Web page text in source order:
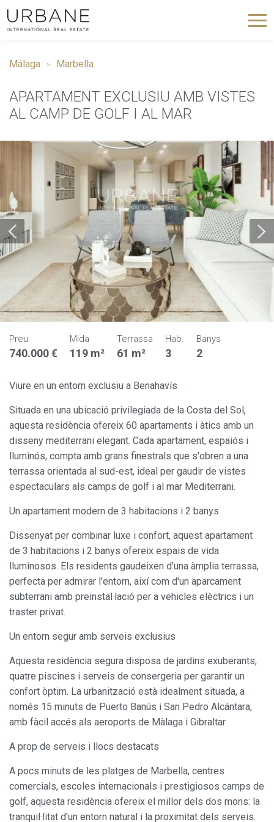
Málaga Marbella
APARTAMENT EXCLUSIU AMB VISTES
AL CAMP DE GOLF I AL MAR
Preu
740.000 €
Mida
119 m²
Terrassa
61 m²
Hab.
3
Banys
2
Viure en un entorn exclusiu a Benahavís
Situada en una ubicació privilegiada de la Costa del Sol,
aquesta residència ofereix 60 apartaments i àtics amb un
disseny mediterrani elegant. Cada apartament, espaiós i
lluminós, compta amb grans finestrals que s'obren a una
terrassa orientada al sud-est, ideal per gaudir de vistes
espectaculars als camps de golf i al mar Mediterrani.
Un apartament modern de 3 habitacions i 2 banys
Dissenyat per combinar luxe i confort, aquest apartament
de 3 habitacions i 2 banys ofereix espais de vida
lluminosos. Els residents gaudeixen d'una àmplia terrassa,
perfecta per admirar l'entorn, així com d'un aparcament
subterrani amb preinstal·lació per a vehicles elèctrics i un
traster privat.
Un entorn segur amb serveis exclusius
Aquesta residència segura disposa de jardins exuberants,
quatre piscines i serveis de consergeria per garantir un
confort òptim. La urbanització està idealment situada, a
només 15 minuts de Puerto Banús i San Pedro Alcántara,
amb fàcil accés als aeroports de Màlaga i Gibraltar.
A prop de serveis i llocs destacats
A pocs minuts de les platges de Marbella, centres
comercials, escoles internacionals i prestigiosos camps de
golf, aquesta residència ofereix el millor dels dos mons: la
tranquil·litat d'un entorn natural i la proximitat dels serveis.
Modificar cookies